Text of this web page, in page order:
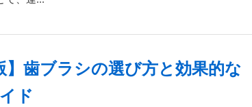
】歯ブラシの選び方と効果的な
ド